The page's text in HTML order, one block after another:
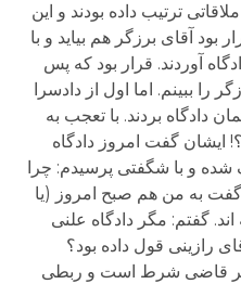
ترتیب داده بودند و این
بود آقای برزگر هم بیاید و با
آوردند. قرار بود که پس
را ببینم. اما اول از دادسرا
دادگاه بردند. با تعجب به
ایشان گفت امروز دادگاه
و با شگفتی پرسیدم: چرا
گفت به من هم صبح امروز (یا
گفتم: مگر دادگاه علنی
رازینی قول داده بود؟
قاضی شرط است و ربطی